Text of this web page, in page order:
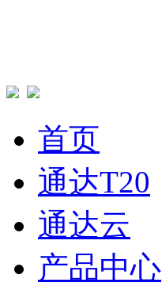
首页
通达T20
通达云
产品中心